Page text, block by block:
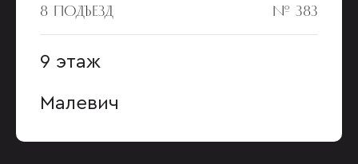
8 ПОДЪЕЗД № 383
9 этаж
Малевич